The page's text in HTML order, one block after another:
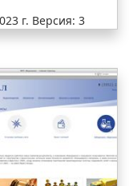
г. Версия: 3